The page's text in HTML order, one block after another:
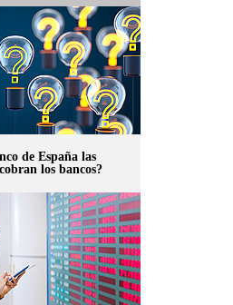
de España las
los bancos?